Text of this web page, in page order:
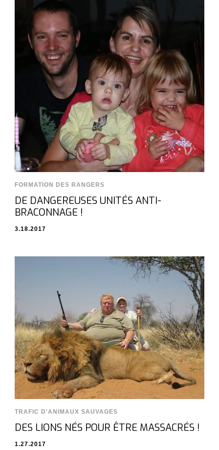
FORMATION DES RANGERS
DE DANGEREUSES UNITÉS ANTI-
BRACONNAGE !
3.18.2017
TRAFIC D'ANIMAUX SAUVAGES
DES LIONS NÉS POUR ÊTRE MASSACRÉS !
1.27.2017